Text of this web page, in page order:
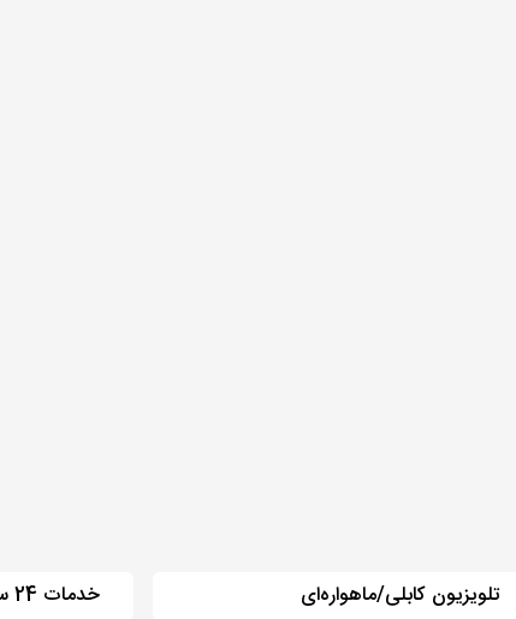
تلویزیون کابلی/ماهواره‌ای خدمات 24 ساعته در اتاق